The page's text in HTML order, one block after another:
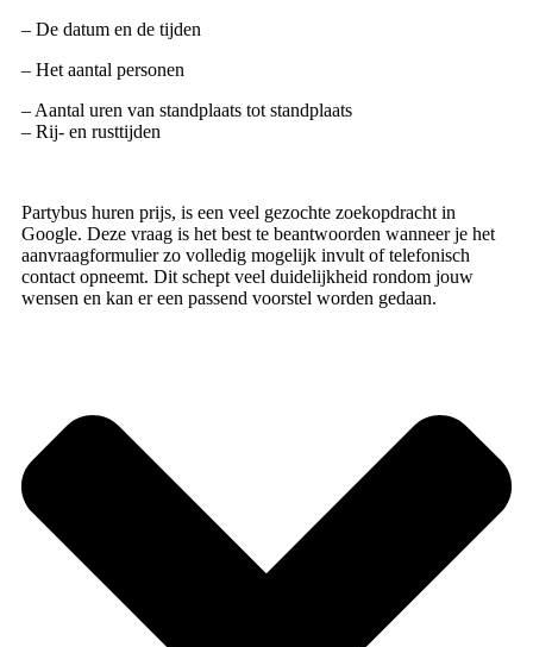
– De datum en de tijden
– Het aantal personen
– Aantal uren van standplaats tot standplaats
– Rij- en rusttijden
Partybus huren prijs, is een veel gezochte zoekopdracht in
Google. Deze vraag is het best te beantwoorden wanneer je het
aanvraagformulier zo volledig mogelijk invult of telefonisch
contact opneemt. Dit schept veel duidelijkheid rondom jouw
wensen en kan er een passend voorstel worden gedaan.